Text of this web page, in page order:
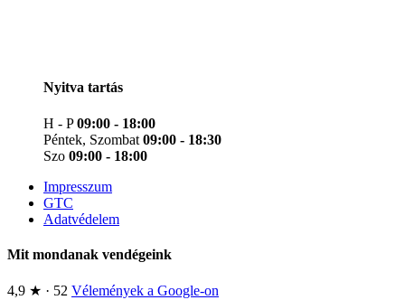
Nyitva tartás
H - P09:00 - 18:00
Péntek, Szombat 09:00 - 18:30
Szo 09:00 - 18:00
Impresszum
GTC
Adatvédelem
Mit mondanak vendégeink
4,9 ★ · 52 Vélemények a Google-on